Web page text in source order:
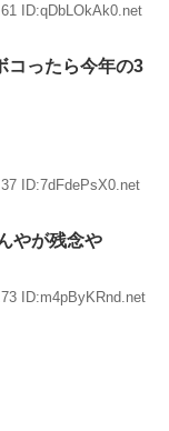
ID:qDbLOkAk0.net
コったら今年の3
ID:7dFdePsX0.net
やが残念や
ID:m4pByKRnd.net